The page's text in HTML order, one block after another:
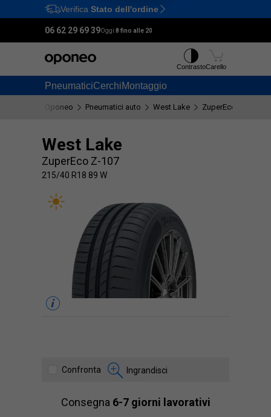
Ctrl M
Verifica Stato dell'ordine
06 62 29 69 39Oggi:8 fino alle 20
PneumaticiCerchiMontaggio
ContrastoCarello
Oponeo Pneumatici auto West Lake ZuperEco Z-107
West Lake
ZuperEco Z-107
215/40 R18 89 W
Confronta Ingrandisci
Consegna 6-7 giorni lavorativi